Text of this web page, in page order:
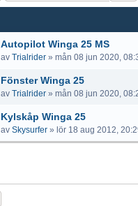
Autopilot Winga 25 MS
av Trialrider » mån 08 jun 2020,
Fönster Winga 25
av Trialrider » mån 08 jun 2020,
Kylskåp Winga 25
av Skysurfer » lör 18 aug 2012,